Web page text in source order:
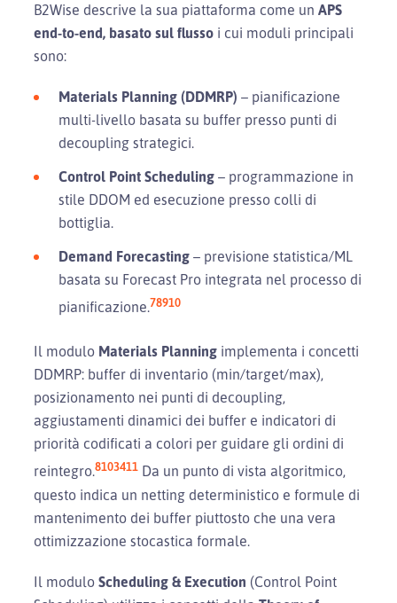
B2Wise descrive la sua piattaforma come un APS
end-to-end, basato sul flusso i cui moduli principali
sono:
Materials Planning (DDMRP) – pianificazione
multi-livello basata su buffer presso punti di
decoupling strategici.
Control Point Scheduling – programmazione in
stile DDOM ed esecuzione presso colli di
bottiglia.
Demand Forecasting – previsione statistica/ML
basata su Forecast Pro integrata nel processo di
pianificazione.78910
Il modulo Materials Planning implementa i concetti
DDMRP: buffer di inventario (min/target/max),
posizionamento nei punti di decoupling,
aggiustamenti dinamici dei buffer e indicatori di
priorità codificati a colori per guidare gli ordini di
reintegro.8103411 Da un punto di vista algoritmico,
questo indica un netting deterministico e formule di
mantenimento dei buffer piuttosto che una vera
ottimizzazione stocastica formale.
Il modulo Scheduling & Execution (Control Point